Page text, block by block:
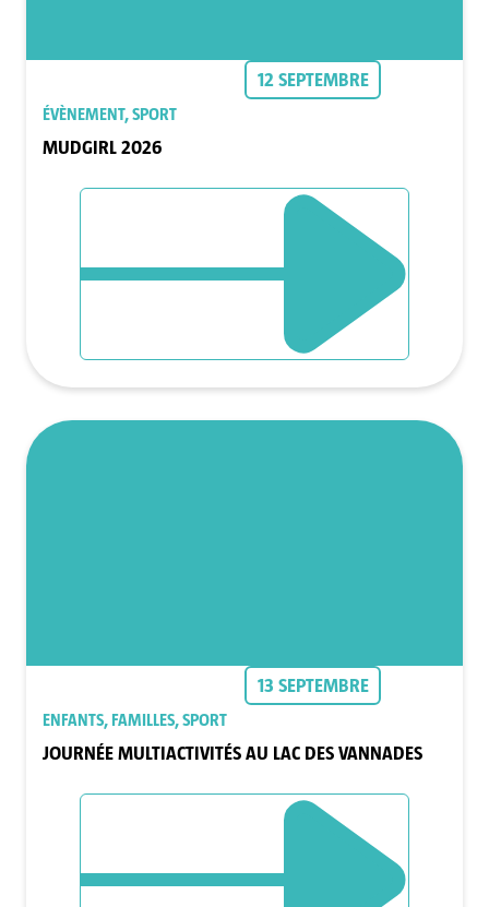
12 SEPTEMBRE
ÉVÈNEMENT, SPORT
MUDGIRL 2026
DÉCOUVRIR L`ÉVÈNEMENT
13 SEPTEMBRE
ENFANTS, FAMILLES, SPORT
JOURNÉE MULTIACTIVITÉS AU LAC DES VANNADES
DÉCOUVRIR L`ÉVÈNEMENT